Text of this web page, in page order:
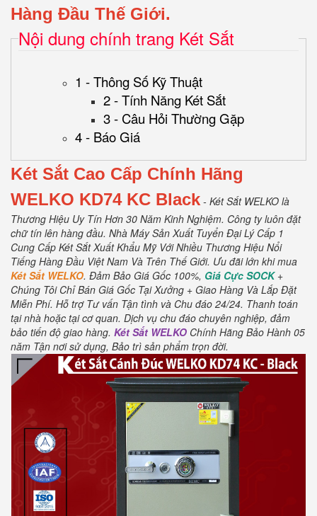
Hàng Đầu Thế Giới.
Nội dung chính trang Két Sắt
1 - Thông Số Kỹ Thuật
2 - Tính Năng Két Sắt
3 - Câu Hỏi Thường Gặp
4 - Báo Giá
Két Sắt Cao Cấp Chính Hãng
WELKO KD74 KC Black - Két Sắt WELKO là
Thương Hiệu Uy Tín Hơn 30 Năm Kinh Nghiệm. Công ty luôn đặt
chữ tín lên hàng đầu. Nhà Máy Sản Xuất Tuyển Đại Lý Cấp 1
Cung Cấp Két Sắt Xuất Khẩu Mỹ Với Nhiều Thương Hiệu Nổi
Tiếng Hàng Đầu Việt Nam Và Trên Thế Giới. Ưu đãi lớn khi mua
Két Sắt WELKO. Đảm Bảo Giá Gốc 100%, Giá Cực SOCK+
Chúng Tôi Chỉ Bán Giá Gốc Tại Xưởng + Giao Hàng Và Lắp Đặt
Miễn Phí. Hỗ trợ Tư vấn Tận tình và Chu đáo 24/24. Thanh toán
tại nhà hoặc tại cơ quan. Dịch vụ chu đáo chuyên nghiệp, đảm
bảo tiến độ giao hàng. Két Sắt WELKO Chính Hãng Bảo Hành 05
năm Tận nơi sử dụng, Bảo trì sản phẩm trọn đời.